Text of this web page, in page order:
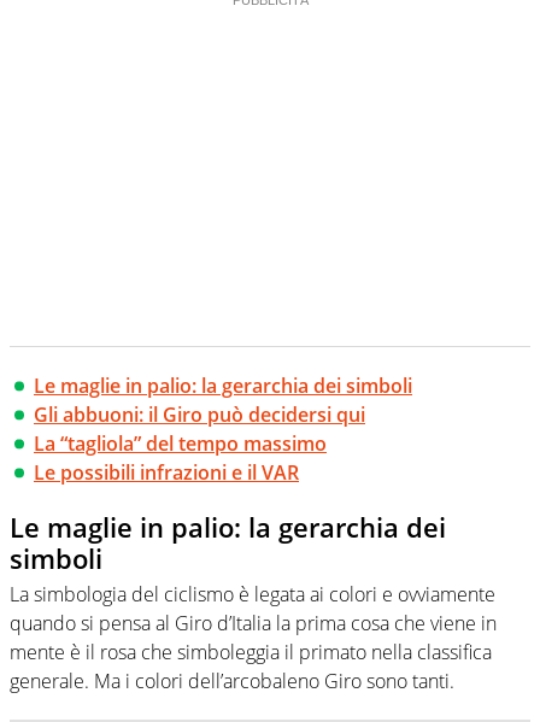
Le maglie in palio: la gerarchia dei simboli
Gli abbuoni: il Giro può decidersi qui
La “tagliola” del tempo massimo
Le possibili infrazioni e il VAR
Le maglie in palio: la gerarchia dei
simboli
La simbologia del ciclismo è legata ai colori e ovviamente
quando si pensa al Giro d’Italia la prima cosa che viene in
mente è il rosa che simboleggia il primato nella classifica
generale. Ma i colori dell’arcobaleno Giro sono tanti.